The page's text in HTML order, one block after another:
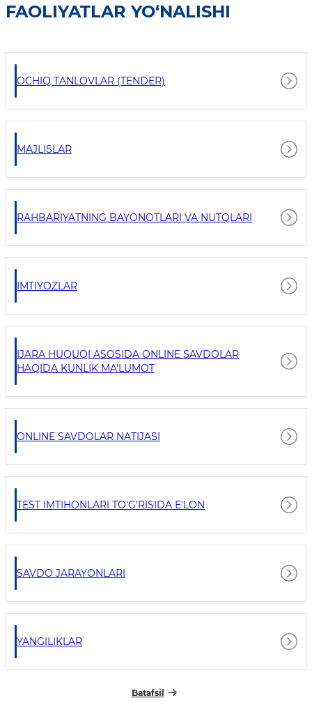
FAOLIYATLAR YO‘NALISHI
OCHIQ TANLOVLAR (TENDER)
MAJLISLAR
RAHBARIYATNING BAYONOTLARI VA NUTQLARI
IMTIYOZLAR
IJARA HUQUQI ASOSIDA ONLINE SAVDOLAR
HAQIDA KUNLIK MA'LUMOT
ONLINE SAVDOLAR NATIJASI
TEST IMTIHONLARI TO'G'RISIDA E'LON
SAVDO JARAYONLARI
YANGILIKLAR
Batafsil